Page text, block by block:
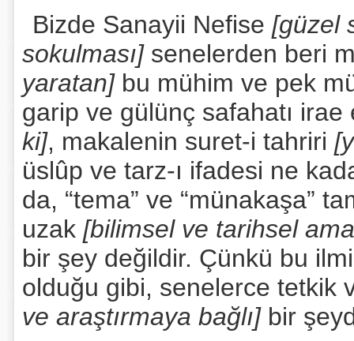
Bizde Sanayii Nefise [güzel
sokulması]senelerden beri
yaratan] bu mühim ve pek
garip ve gülünç safahatı irae
ki], makalenin suret-i tahriri
üslûp ve tarz-ı ifadesi ne
da, “tema” ve “münakaşa”
uzak [bilimsel ve tarihsel
bir şey değildir. Çünkü bu
olduğu gibi, senelerce tetkik
ve araştırmaya bağlı] bir